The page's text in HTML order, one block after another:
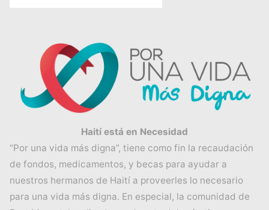
Haití está en Necesidad
“Por una vida más digna”, tiene como fin la recaudación
de fondos, medicamentos, y becas para ayudar a
nuestros hermanos de Haití a proveerles lo necesario
para una vida más digna. En especial, la comunidad de